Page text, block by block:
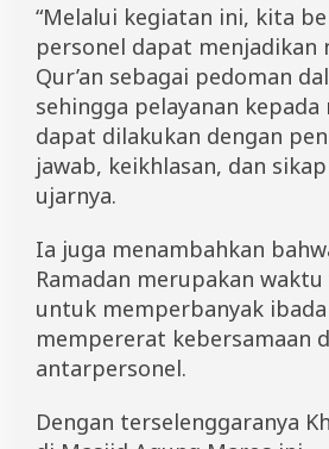
a
“Melalui kegiatan ini, kita
personel dapat menjadikan
Qur’an sebagai pedoman
sehingga pelayanan kepada
dapat dilakukan dengan
jawab, keikhlasan, dan
ujarnya.
Ia juga menambahkan
Ramadan merupakan
untuk memperbanyak
mempererat kebersamaan
antarpersonel.
Dengan terselenggaranya